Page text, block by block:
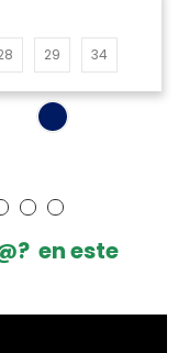
29 34
en este